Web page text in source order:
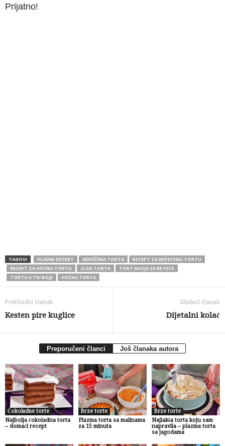
Prijatno!
TAGOVI HLADNI DESERT NEPEČENA TORTA
RECEPT ZA NEPECENU TORTU
RECEPT ZA VOĆNU TORTU
SLAG TORTA
TORT AKOJA SE NE PECE
TORTA U TRI BOJE
VOĆNA TORTA
Prethodni članak
Kesten pire kuglice
Sledeći članak
Dijetalni kolač
Preporučeni članci Još članaka autora
Čokoladne torte
Najbolja čokoladna torta
– domaći recept
Brze torte
Plazma torta sa malinama
za 15 minuta
Brze torte
Najlakša torta koju sam
napravila – plazma torta
sa jagodama